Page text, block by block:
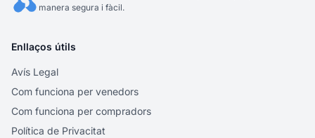
manera segura i fàcil.
Enllaços útils
Avís Legal
Com funciona per venedors
Com funciona per compradors
Política de Privacitat